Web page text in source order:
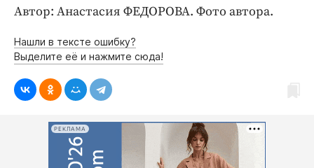
Автор: Анастасия ФЕДОРОВА. Фото автора.
Нашли в тексте ошибку?
Выделите её и нажмите сюда!
РЕКЛАМА